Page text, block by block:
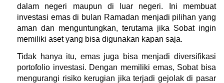
dalam negeri maupun di luar negeri. Ini membuat
investasi emas di bulan Ramadan menjadi pilihan yang
aman dan menguntungkan, terutama jika Sobat ingin
memiliki aset yang bisa digunakan kapan saja.
Tidak hanya itu, emas juga bisa menjadi diversifikasi
portofolio investasi. Dengan memiliki emas, Sobat bisa
mengurangi risiko kerugian jika terjadi gejolak di pasar